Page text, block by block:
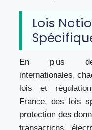
Lois
En plus des
internationales,
lois et
France, des lois
protection des
transactions